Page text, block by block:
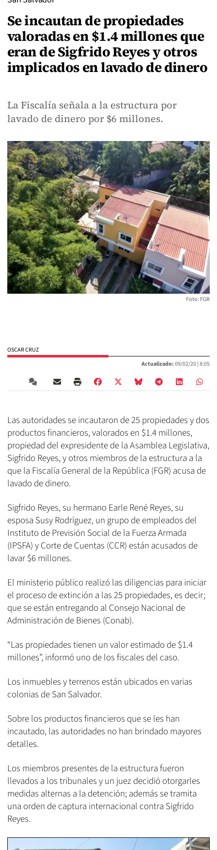
Se incautan de propiedades
valoradas en $1.4 millones que
eran de Sigfrido Reyes y otros
implicados en lavado de dinero
La Fiscalía señala a la estructura por
lavado de dinero por $6 millones.
Foto: FGR
OSCAR CRUZ
Actualizado:09/02/20 |8:05
Las autoridades se incautaron de 25 propiedades y dos
productos financieros, valorados en $1.4 millones,
propiedad del expresidente de la Asamblea Legislativa,
Sigfrido Reyes, y otros miembros de la estructura a la
que la Fiscalía General de la República (FGR) acusa de
lavado de dinero.
Sigfrido Reyes, su hermano Earle René Reyes, su
esposa Susy Rodríguez, un grupo de empleados del
Instituto de Previsión Social de la Fuerza Armada
(IPSFA) y Corte de Cuentas (CCR) están acusados de
lavar $6 millones.
El ministerio público realizó las diligencias para iniciar
el proceso de extinción a las 25 propiedades, es decir;
que se están entregando al Consejo Nacional de
Administración de Bienes (Conab).
“Las propiedades tienen un valor estimado de $1.4
millones”, informó uno de los fiscales del caso.
Los inmuebles y terrenos están ubicados en varias
colonias de San Salvador.
Sobre los productos financieros que se les han
incautado, las autoridades no han brindado mayores
detalles.
Los miembros presentes de la estructura fueron
llevados a los tribunales y un juez decidió otorgarles
medidas alternas a la detención; además se tramita
una orden de captura internacional contra Sigfrido
Reyes.